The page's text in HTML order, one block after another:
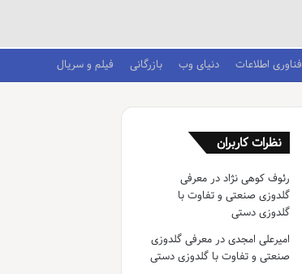
فناوری اطلاعات دنیای وب بازرگانی فیلم و سریال
نظرات کاربران
رئوف کوهی نژاددر معرفی
گلدوزی صنعتی و تفاوت با
گلدوزی دستی
امیرعلی امجدیدر معرفی گلدوزی
صنعتی و تفاوت با گلدوزی دستی